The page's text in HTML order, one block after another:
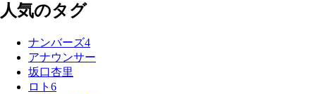
人気のタグ
ナンバーズ4
アナウンサー
坂口杏里
ロト6